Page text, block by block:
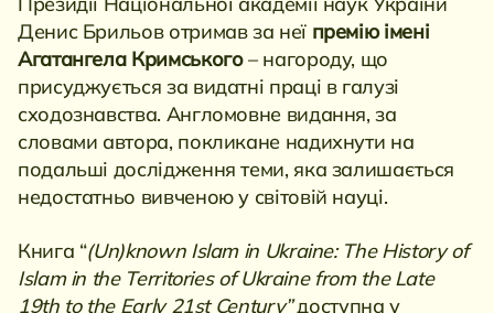
Денис Брильов отримав за неї премію імені
Агатангела Кримського– нагороду, що
присуджується за видатні праці в галузі
сходознавства. Англомовне видання, за
словами автора, покликане надихнути на
подальші дослідження теми, яка залишається
недостатньо вивченою у світовій науці.
Книга “(Un)known Islam in Ukraine: The History of
Islam in the Territories of Ukraine from the Late
19th to the Early 21st Century”доступна у